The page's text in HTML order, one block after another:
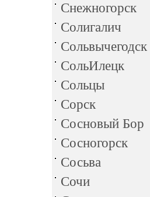
Снежногорск
Солигалич
Сольвычегодск
СольИлецк
Сольцы
Сорск
Сосновый Бор
Сосногорск
Сосьва
Сочи